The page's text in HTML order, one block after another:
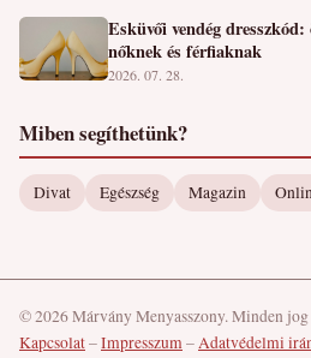
Esküvői vendég
nőknek és férfiaknak
2026. 07. 28.
Miben segíthetünk?
Divat Egészség Magazin
© 2026 Márvány Menyasszony. Minden
Kapcsolat–Impresszum–Adatvédelmi